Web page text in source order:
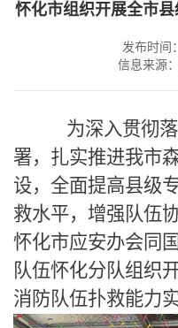
怀化市组织开展全市
发布时间
信息来源
为深入贯彻
署，扎实推进我市
设，全面提高县级
救水平，增强队伍
怀化市应安办会同
队伍怀化分队组织
消防队伍扑救能力